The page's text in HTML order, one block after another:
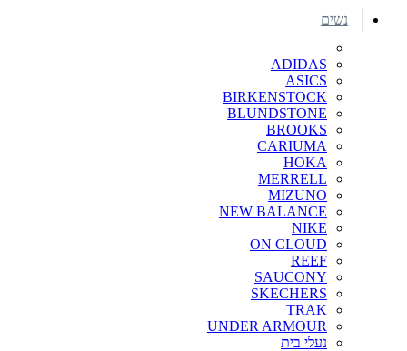
נשים
ADIDAS
ASICS
BIRKENSTOCK
BLUNDSTONE
BROOKS
CARIUMA
HOKA
MERRELL
MIZUNO
NEW BALANCE
NIKE
ON CLOUD
REEF
SAUCONY
SKECHERS
TRAK
UNDER ARMOUR
נעלי בית